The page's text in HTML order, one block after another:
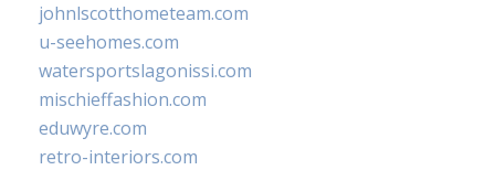
johnlscotthometeam.com
u-seehomes.com
watersportslagonissi.com
mischieffashion.com
eduwyre.com
retro-interiors.com